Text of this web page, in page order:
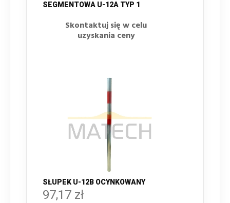
SEGMENTOWA U-12A TYP 1
Skontaktuj się w celu
uzyskania ceny
SŁUPEK U-12B OCYNKOWANY
97,17 zł